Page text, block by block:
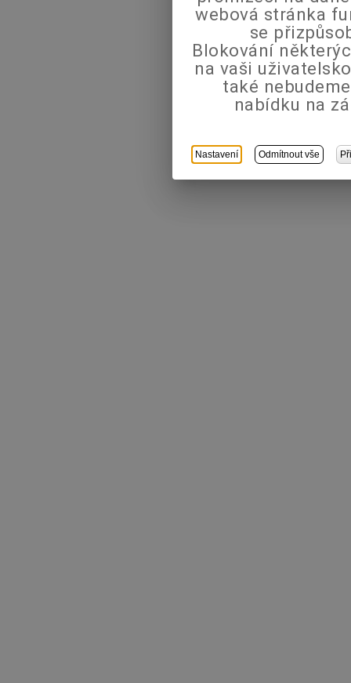
webová stránka
se
Blokování
na vaši
také
nabídku na
Nastavení Odmítnout vše